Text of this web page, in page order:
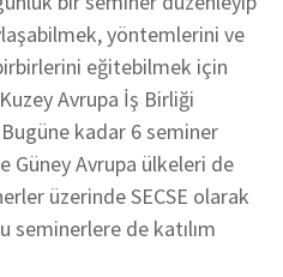
yöntemlerini ve
eğitebilmek için
Avrupa İş Birliği
Bugüne kadar 6 seminer
Güney Avrupa ülkeleri de
üzerinde SECSE olarak
seminerlere de katılım